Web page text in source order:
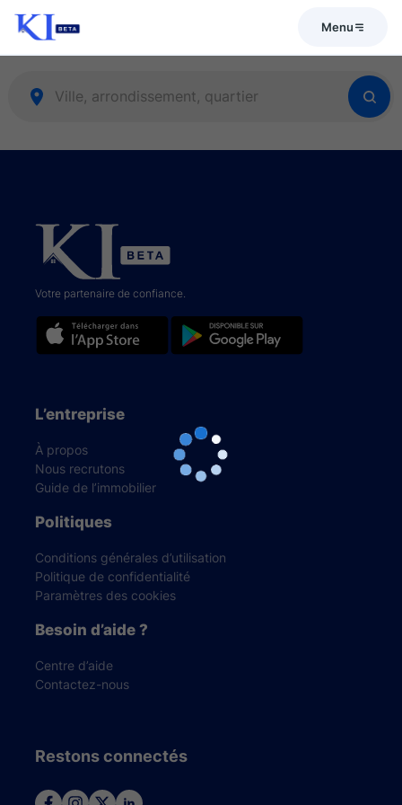
Menu
Votre partenaire de confiance.
L’entreprise
À propos
Nous recrutons
Guide de l’immobilier
Politiques
Conditions générales d’utilisation
Politique de confidentialité
Paramètres des cookies
Besoin d’aide ?
Centre d’aide
Contactez-nous
Restons connectés